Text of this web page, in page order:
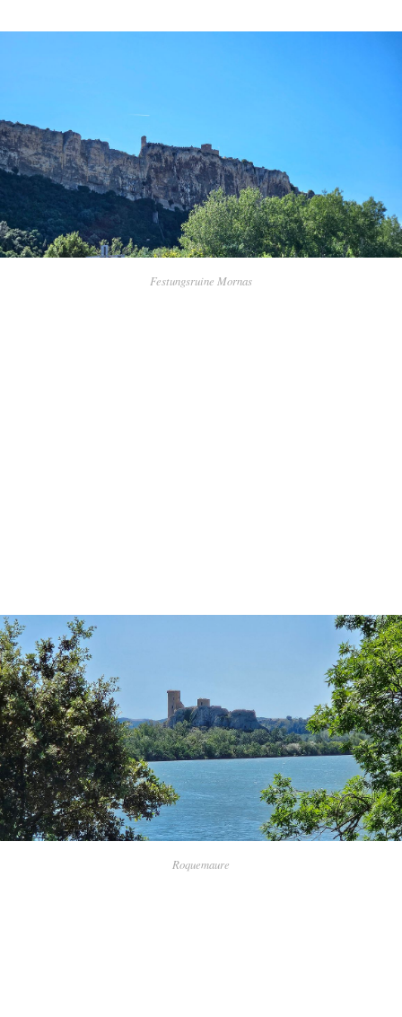
Festungsruine Mornas
Roquemaure